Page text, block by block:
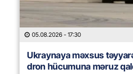
05.08.2026 - 17:30
Ukraynaya məxsus
dron hücumuna məruz